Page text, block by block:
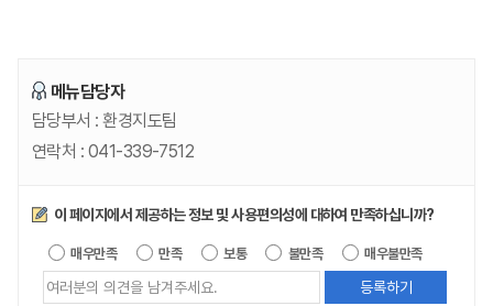
메뉴담당자
담당부서 :환경지도팀
연락처 : 041-339-7512
만족도조사
이 페이지에서 제공하는 정보 및 사용편의성에 대하여 만족하십니까?
매우만족 만족 보통 불만족 매우불만족